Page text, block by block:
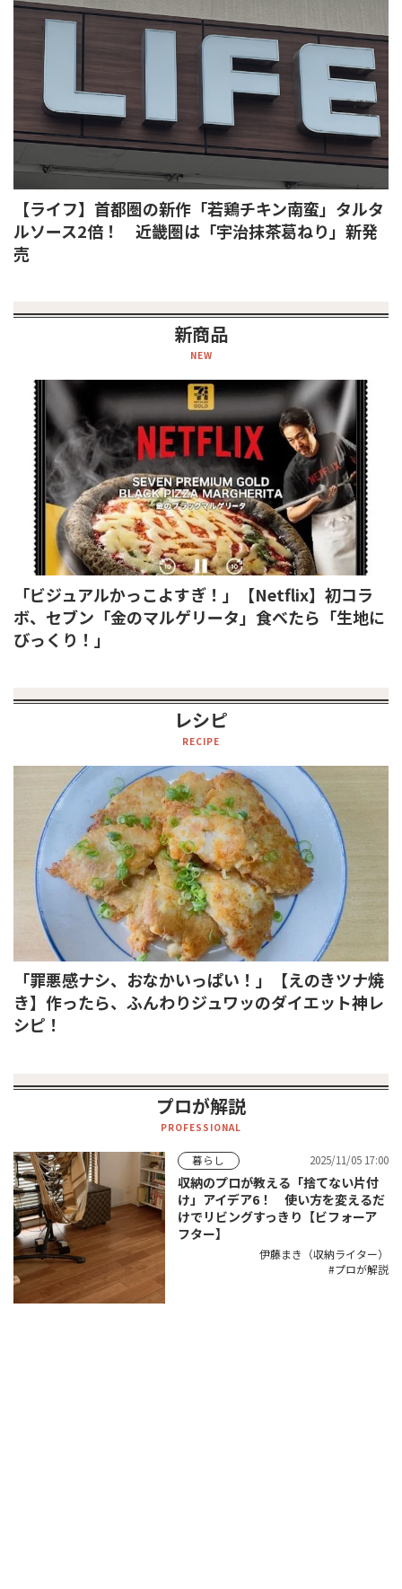
【ライフ】首都圏の新作「若鶏チキン南蛮」タルタ
ルソース2倍！ 近畿圏は「宇治抹茶葛ねり」新発
売
新商品
NEW
「ビジュアルかっこよすぎ！」【Netflix】初コラ
ボ、セブン「金のマルゲリータ」食べたら「生地に
びっくり！」
レシピ
RECIPE
「罪悪感ナシ、おなかいっぱい！」【えのきツナ焼
き】作ったら、ふんわりジュワッのダイエット神レ
シピ！
プロが解説
PROFESSIONAL
暮らし 2025/11/05 17:00
収納のプロが教える「捨てない片付
け」アイデア6！ 使い方を変えるだ
けでリビングすっきり【ビフォーア
フター】
伊藤まき（収納ライター）
プロが解説